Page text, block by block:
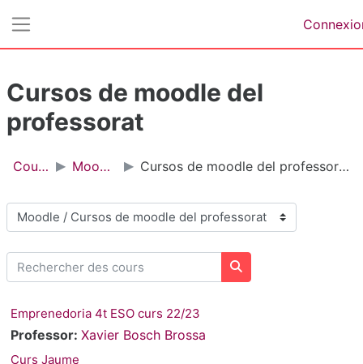
Cursos de moodle del
professorat
Cours Moodle Cursos de moodle del professorat
Catégories de cours
Rechercher des cours
Rechercher des cours
Emprenedoria 4t ESO curs 22/23
Professor: Xavier Bosch Brossa
Curs Jaume